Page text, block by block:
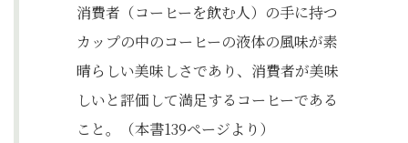
消費者（コーヒーを飲む人）の手に持つ
カップの中のコーヒーの液体の風味が素
晴らしい美味しさであり、消費者が美味
しいと評価して満足するコーヒーである
こと。（本書139ページより）